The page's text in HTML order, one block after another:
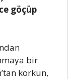
göçüp
bir
korkun,